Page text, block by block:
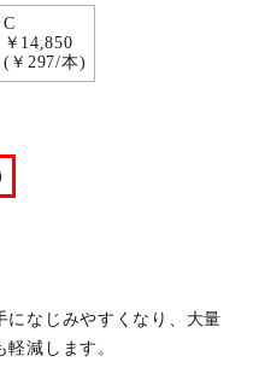
C
￥14,850
(￥297/本)
になじみやすくなり、大量
減します。